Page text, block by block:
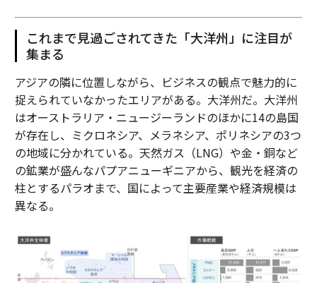
これまで見過ごされてきた「大洋州」に注目が
集まる
アジアの隣に位置しながら、ビジネスの観点で魅力的に
捉えられていなかったエリアがある。大洋州だ。大洋州
はオーストラリア・ニュージーランドのほかに14の島国
が存在し、ミクロネシア、メラネシア、ポリネシアの3つ
の地域に分かれている。天然ガス（LNG）や金・銅など
の鉱業が盛んなパプアニューギニアから、観光を経済の
柱とするパラオまで、国によって主要産業や経済規模は
異なる。